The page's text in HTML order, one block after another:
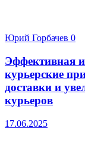
Юрий Горбачев 0
Эффективная
курьерские
доставки и
курьеров
17.06.2025